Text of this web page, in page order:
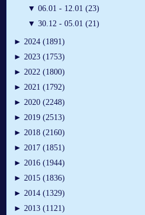
▼ 06.01 - 12.01 (23)
▼ 30.12 - 05.01 (21)
► 2024 (1891)
► 2023 (1753)
► 2022 (1800)
► 2021 (1792)
► 2020 (2248)
► 2019 (2513)
► 2018 (2160)
► 2017 (1851)
► 2016 (1944)
► 2015 (1836)
► 2014 (1329)
► 2013 (1121)